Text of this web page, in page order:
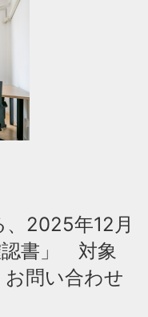
2025年12月
認書」 対象
問い合わせ